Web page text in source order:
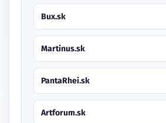
Bux.sk
Martinus.sk
PantaRhei.sk
Artforum.sk